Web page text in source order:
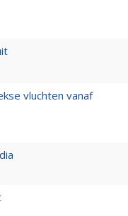
vluchten vanaf